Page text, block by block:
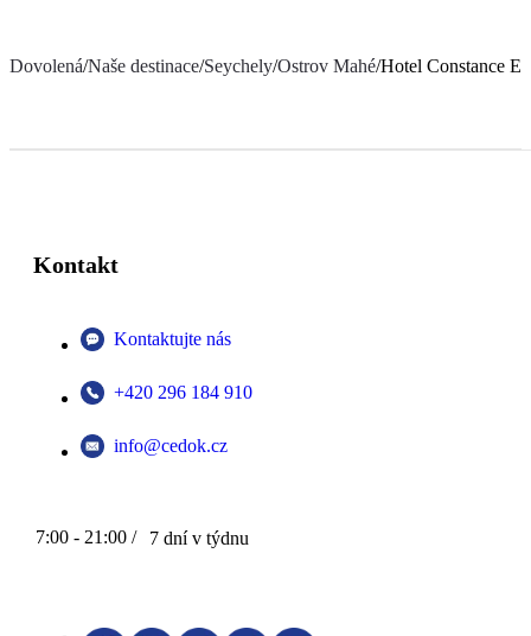
Dovolená/Naše destinace/Seychely/Ostrov Mahé/Hotel Constance
Kontakt
Kontaktujte nás
+420 296 184 910
info@cedok.cz
7:00 - 21:00 / 7 dní v týdnu